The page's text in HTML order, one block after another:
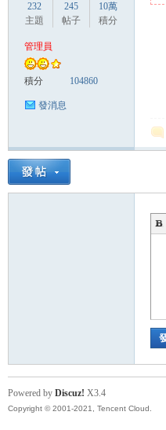
帶
232
主題
245
帖子
10萬
積分
管理員
積分 104860
發消息
Powered by Discuz! X3.4
Copyright © 2001-2021, Tencent Cloud.